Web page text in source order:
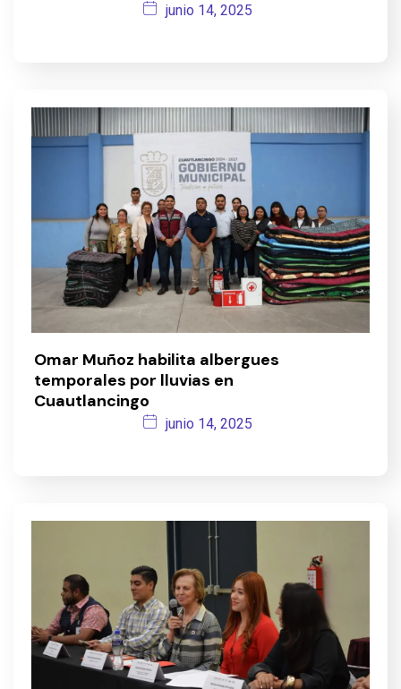
junio 14, 2025
Omar Muñoz habilita albergues
temporales por lluvias en
Cuautlancingo
junio 14, 2025